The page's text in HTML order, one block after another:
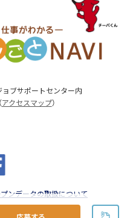
ブサポートセンター内
アクセスマップ）
ンデータの取扱について